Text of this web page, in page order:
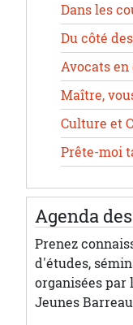
Dans les
Du côté
Avocats
Maître,
Culture et
Prête-moi
Agenda
Prenez
d'études,
organisées par
Jeunes